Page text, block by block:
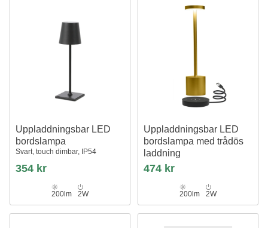
Uppladdningsbar LED
bordslampa
Svart, touch dimbar, IP54
354 kr
200lm 2W
Uppladdningsbar LED
bordslampa med trådös
laddning
Guld, IP54 Inomhus/utomhus,
touchdimbar
474 kr
200lm 2W